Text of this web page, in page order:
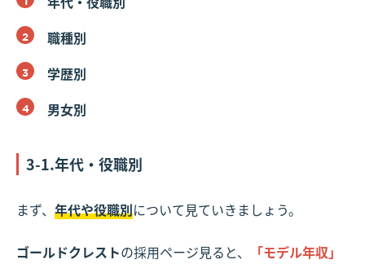
職種別
学歴別
男女別
3-1.年代・役職別
まず、 年代や役職別について見ていきましょう。
ゴールドクレストの採用ページ見ると、
「モデル年収」